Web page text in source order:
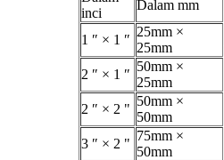
inci
Dalam mm
1 ″ × 1 ″
25mm ×
25mm
2 ″ × 1 ″
50mm ×
25mm
2 ″ × 2 "
50mm ×
50mm
3 ″ × 2 "
75mm ×
50mm